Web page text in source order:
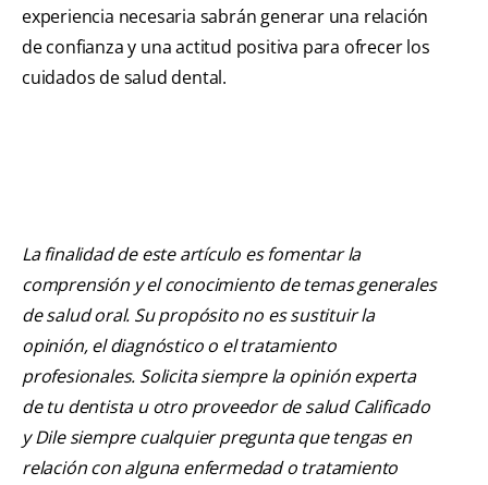
experiencia necesaria sabrán generar una relación
de confianza y una actitud positiva para ofrecer los
cuidados de salud dental.
La finalidad de este artículo es fomentar la
comprensión y el conocimiento de temas generales
de salud oral. Su propósito no es sustituir la
opinión, el diagnóstico o el tratamiento
profesionales. Solicita siempre la opinión experta
de tu dentista u otro proveedor de salud Calificado
y Dile siempre cualquier pregunta que tengas en
relación con alguna enfermedad o tratamiento